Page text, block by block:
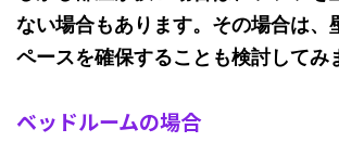
ない場合もあります。 その場合は、
ペースを確保することも検討してみ
ベッドルームの場合